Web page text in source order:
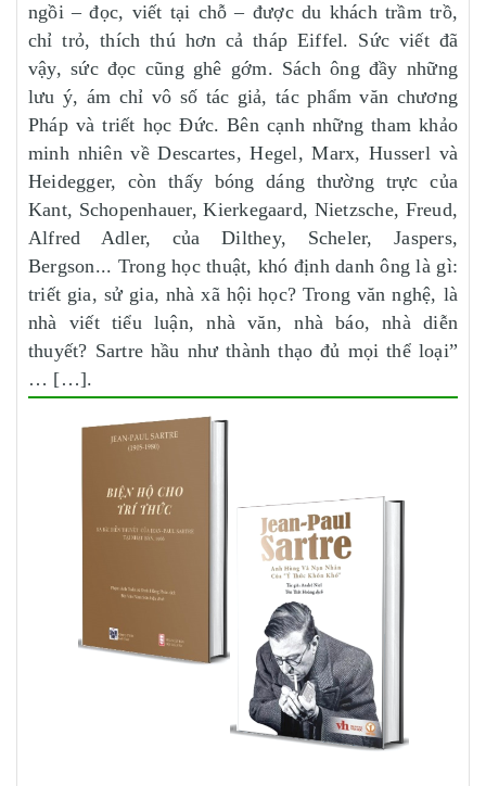
ngồi – đọc, viết tại chỗ – được du khách trầm trồ,
chỉ trỏ, thích thú hơn cả tháp Eiffel. Sức viết đã
vậy, sức đọc cũng ghê gớm. Sách ông đầy những
lưu ý, ám chỉ vô số tác giả, tác phẩm văn chương
Pháp và triết học Đức. Bên cạnh những tham khảo
minh nhiên về Descartes, Hegel, Marx, Husserl và
Heidegger, còn thấy bóng dáng thường trực của
Kant, Schopenhauer, Kierkegaard, Nietzsche, Freud,
Alfred Adler, của Dilthey, Scheler, Jaspers,
Bergson... Trong học thuật, khó định danh ông là gì:
triết gia, sử gia, nhà xã hội học? Trong văn nghệ, là
nhà viết tiểu luận, nhà văn, nhà báo, nhà diễn
thuyết? Sartre hầu như thành thạo đủ mọi thể loại”
… […].